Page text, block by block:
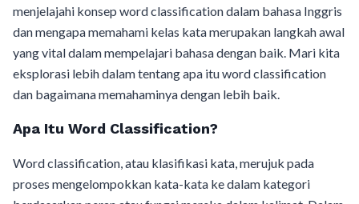
menjelajahi konsep word classification dalam bahasa Inggris
dan mengapa memahami kelas kata merupakan langkah awal
yang vital dalam mempelajari bahasa dengan baik. Mari kita
eksplorasi lebih dalam tentang apa itu word classification
dan bagaimana memahaminya dengan lebih baik.
Apa Itu Word Classification?
Word classification, atau klasifikasi kata, merujuk pada
proses mengelompokkan kata-kata ke dalam kategori